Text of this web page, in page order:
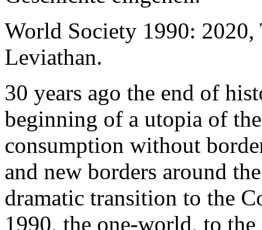
World Society 1990: 2020,
Leviathan.
30 years ago the end of
beginning of a utopia of
consumption without
and new borders around
dramatic transition to the
1990, the one-world, to the